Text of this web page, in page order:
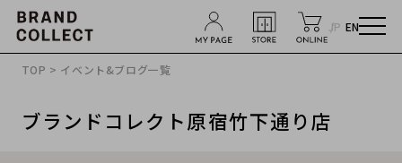
JP EN
TOP > イベント&ブログ一覧
ブランドコレクト原宿竹下通り店